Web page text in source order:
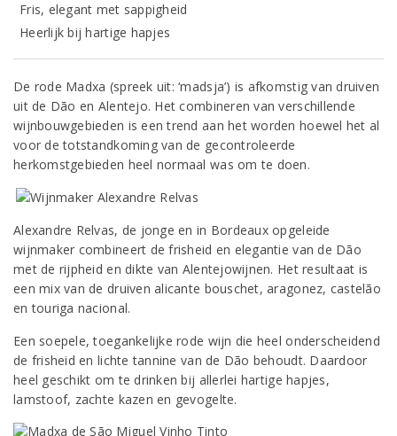
Fris, elegant met sappigheid
Heerlijk bij hartige hapjes
De rode Madxa (spreek uit: ‘madsja’) is afkomstig van druiven
uit de Dão en Alentejo. Het combineren van verschillende
wijnbouwgebieden is een trend aan het worden hoewel het al
voor de totstandkoming van de gecontroleerde
herkomstgebieden heel normaal was om te doen.
Alexandre Relvas, de jonge en in Bordeaux opgeleide
wijnmaker combineert de frisheid en elegantie van de Dão
met de rijpheid en dikte van Alentejowijnen. Het resultaat is
een mix van de druiven alicante bouschet, aragonez, castelão
en touriga nacional.
Een soepele, toegankelijke rode wijn die heel onderscheidend
de frisheid en lichte tannine van de Dão behoudt. Daardoor
heel geschikt om te drinken bij allerlei hartige hapjes,
lamstoof, zachte kazen en gevogelte.